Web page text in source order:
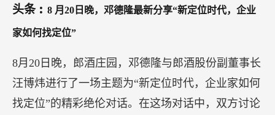
头条 : 8 月20日晚，邓德隆最新分享“新定位时代，企业
家如何找定位”
8月20日晚，郎酒庄园，邓德隆与郎酒股份副董事长
汪博炜进行了一场主题为“新定位时代，企业家如何
找定位”的精彩绝伦对话。在这场对话中，双方讨论